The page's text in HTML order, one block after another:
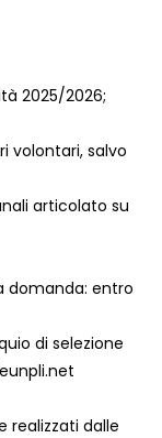
2025/2026;
volontari, salvo
articolato su
domanda: entro
di selezione
realizzati dalle